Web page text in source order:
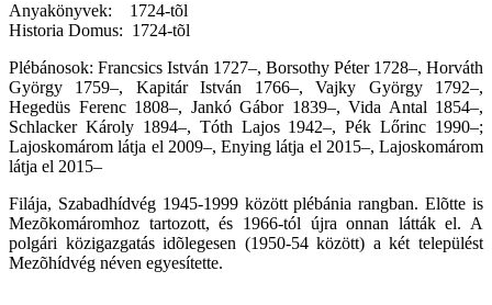
Anyakönyvek: 1724-tõl
Historia Domus: 1724-tõl
Plébánosok: Francsics István 1727–, Borsothy Péter 1728–, Horváth
György 1759–, Kapitár István 1766–, Vajky György 1792–,
Hegedüs Ferenc 1808–, Jankó Gábor 1839–, Vida Antal 1854–,
Schlacker Károly 1894–, Tóth Lajos 1942–, Pék Lőrinc 1990–;
Lajoskomárom látja el 2009–, Enying látja el 2015–, Lajoskomárom
látja el 2015–
Filája, Szabadhídvég 1945-1999 között plébánia rangban. Elõtte is
Mezõkomáromhoz tartozott, és 1966-tól újra onnan látták el. A
polgári közigazgatás idõlegesen (1950-54 között) a két települést
Mezõhídvég néven egyesítette.